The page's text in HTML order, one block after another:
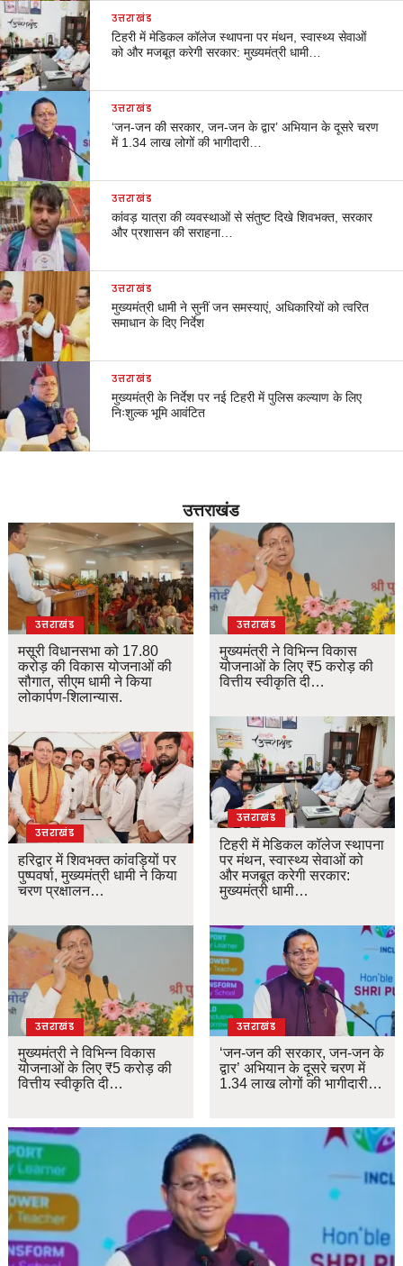
उत्तराखंड
टिहरी में मेडिकल कॉलेज स्थापना पर मंथन, स्वास्थ्य सेवाओं
को और मजबूत करेगी सरकार: मुख्यमंत्री धामी…
उत्तराखंड
‘जन-जन की सरकार, जन-जन के द्वार’ अभियान के दूसरे चरण
में 1.34 लाख लोगों की भागीदारी…
उत्तराखंड
कांवड़ यात्रा की व्यवस्थाओं से संतुष्ट दिखे शिवभक्त, सरकार
और प्रशासन की सराहना…
उत्तराखंड
मुख्यमंत्री धामी ने सुनीं जन समस्याएं, अधिकारियों को त्वरित
समाधान के दिए निर्देश
उत्तराखंड
मुख्यमंत्री के निर्देश पर नई टिहरी में पुलिस कल्याण के लिए
निःशुल्क भूमि आवंटित
उत्तराखंड
उत्तराखंड
मसूरी विधानसभा को 17.80
करोड़ की विकास योजनाओं की
सौगात, सीएम धामी ने किया
लोकार्पण-शिलान्यास.
उत्तराखंड
हरिद्वार में शिवभक्त कांवड़ियों पर
पुष्पवर्षा, मुख्यमंत्री धामी ने किया
चरण प्रक्षालन…
उत्तराखंड
मुख्यमंत्री ने विभिन्न विकास
योजनाओं के लिए ₹5 करोड़ की
वित्तीय स्वीकृति दी…
उत्तराखंड
मुख्यमंत्री ने विभिन्न विकास
योजनाओं के लिए ₹5 करोड़ की
वित्तीय स्वीकृति दी…
उत्तराखंड
टिहरी में मेडिकल कॉलेज स्थापना
पर मंथन, स्वास्थ्य सेवाओं को
और मजबूत करेगी सरकार:
मुख्यमंत्री धामी…
उत्तराखंड
‘जन-जन की सरकार, जन-जन के
द्वार’ अभियान के दूसरे चरण में
1.34 लाख लोगों की भागीदारी…